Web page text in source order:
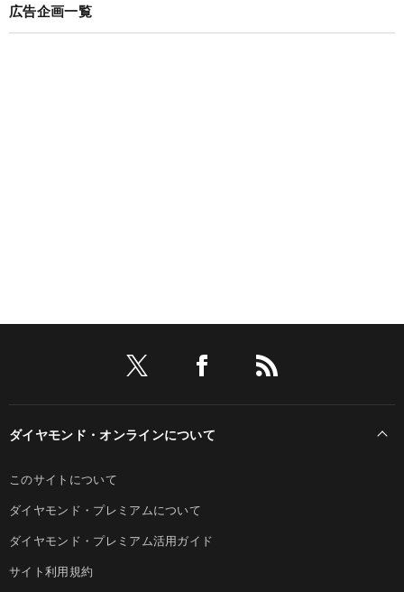
広告企画一覧
ダイヤモンド・オンラインについて
このサイトについて
ダイヤモンド・プレミアムについて
ダイヤモンド・プレミアム活用ガイド
サイト利用規約